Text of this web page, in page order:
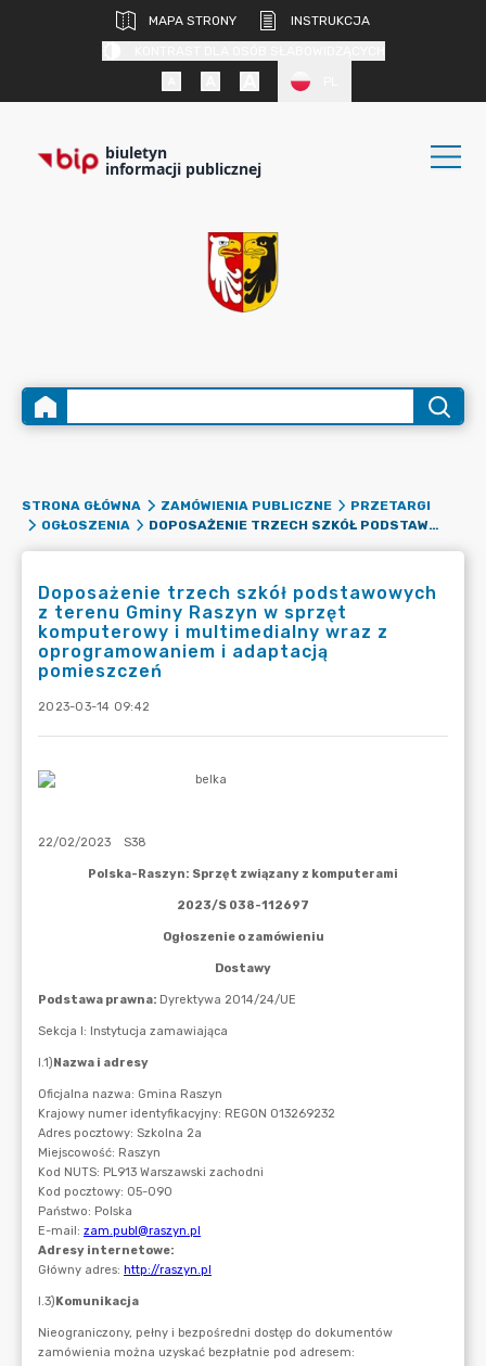
MAPA STRONY
INSTRUKCJA
biuletyn
informacji publicznej
STRONA GŁÓWNA ZAMÓWIENIA PUBLICZNE
PRZETARGI
OGŁOSZENIA
DOPOSAŻENIE TRZECH SZKÓŁ PODSTAWOWYCH Z TERENU GMINY RASZYN W SPRZĘT KOMPUTEROWY I MULTIMEDIALNY WRAZ Z OPROGRAMOWANIEM I ADAPTACJĄ POMIESZCZEŃ
Doposażenie trzech szkół podstawowych
z terenu Gminy Raszyn w sprzęt
komputerowy i multimedialny wraz z
oprogramowaniem i adaptacją
pomieszczeń
2023-03-14 09:42